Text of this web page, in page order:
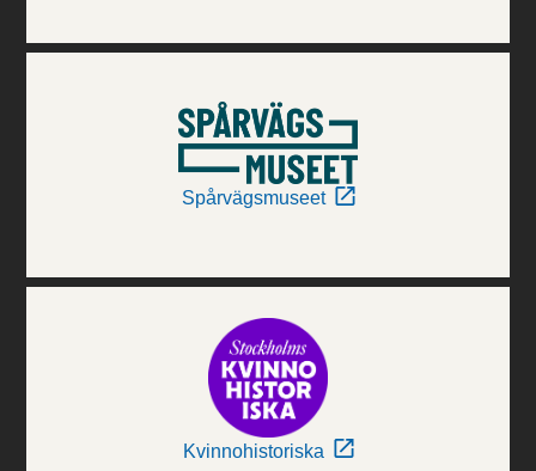
Spårvägsmuseet
Kvinnohistoriska